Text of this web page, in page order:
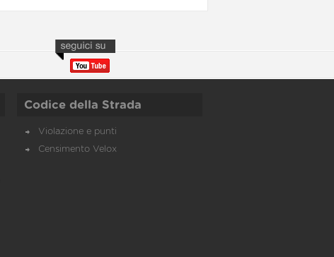
Codice della Strada
Violazione e punti
Censimento Velox